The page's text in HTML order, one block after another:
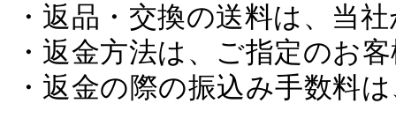
・返品・交換の送料は、当
・返金方法は、ご指定のお
・返金の際の振込み手数料